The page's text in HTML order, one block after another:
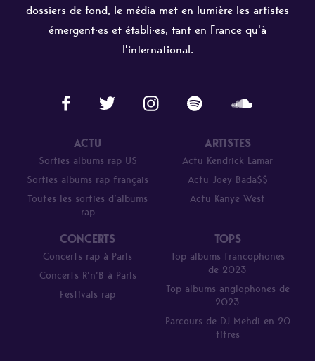
dossiers de fond, le média met en lumière les artistes
émergent·es et établi·es, tant en France qu'à
l'international.
ACTU
Sorties albums rap US
Sorties albums rap français
Toutes les sorties d’albums
rap
ARTISTES
Actu Kendrick Lamar
Actu Joey Bada$$
Actu Kanye West
CONCERTS
Concerts rap à Paris
Concerts R’n’B à Paris
Festivals rap
TOPS
Top albums francophones
de 2023
Top albums anglophones de
2023
Parcours de DJ Mehdi en 20
titres